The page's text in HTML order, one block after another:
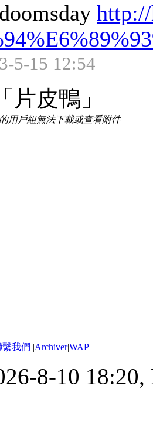
5-15 12:54
片皮鴨」
用戶組無法下載或查看附件
繫我們 |Archiver|WAP
8-10 18:20,